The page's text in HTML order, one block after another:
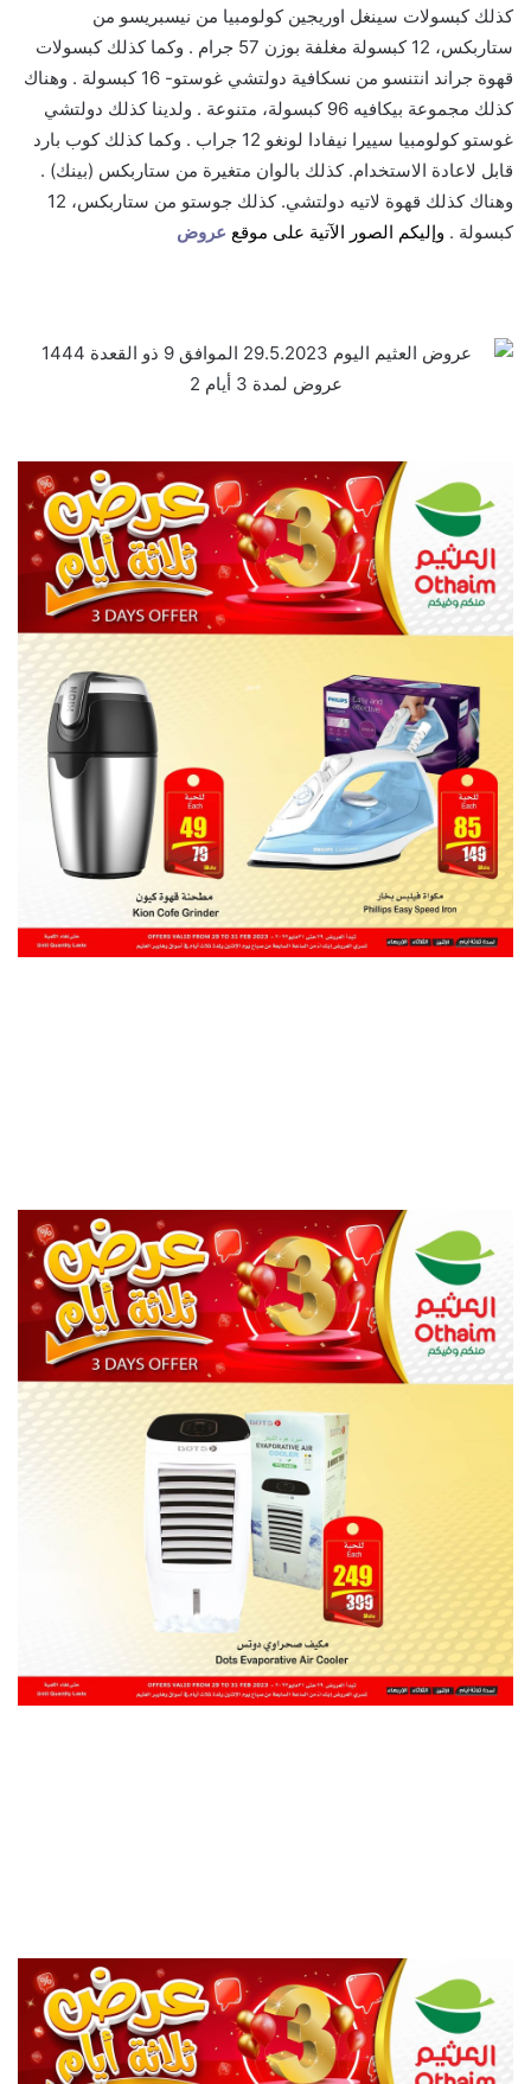
كذلك كبسولات سينغل اوريجين كولومبيا من نيسبريسو من
ستاربكس، 12 كبسولة مغلفة بوزن 57 جرام . وكما كذلك كبسولات
قهوة جراند انتنسو من نسكافية دولتشي غوستو- 16 كبسولة . وهناك
كذلك مجموعة بيكافيه 96 كبسولة، متنوعة . ولدينا كذلك دولتشي
غوستو كولومبيا سييرا نيفادا لونغو 12 جراب . وكما كذلك كوب بارد
قابل لاعادة الاستخدام. كذلك بالوان متغيرة من ستاربكس (بينك) .
وهناك كذلك قهوة لاتيه دولتشي. كذلك جوستو من ستاربكس، 12
كبسولة . وإليكم الصور الآتية على موقع عروض